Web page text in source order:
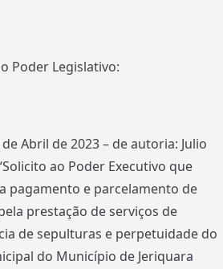
Poder Legislativo:
Abril de 2023 – de autoria: Julio
ao Poder Executivo que
pagamento e parcelamento de
prestação de serviços de
de sepulturas e perpetuidade do
do Município de Jeriquara